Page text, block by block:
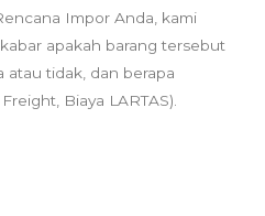
Impor Anda, kami
apakah barang tersebut
atau tidak, dan berapa
Biaya LARTAS).